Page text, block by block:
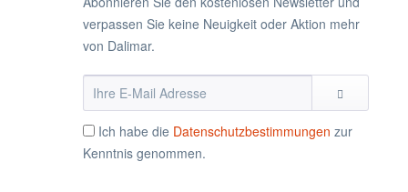
verpassen Sie keine Neuigkeit oder Aktion mehr
von Dalimar.
Ich habe die Datenschutzbestimmungen zur
Kenntnis genommen.